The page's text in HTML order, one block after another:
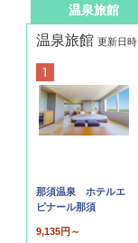
温泉旅館
温泉旅館 更新日
那須温泉 ホテルエ
ピナール那須
9,135円～